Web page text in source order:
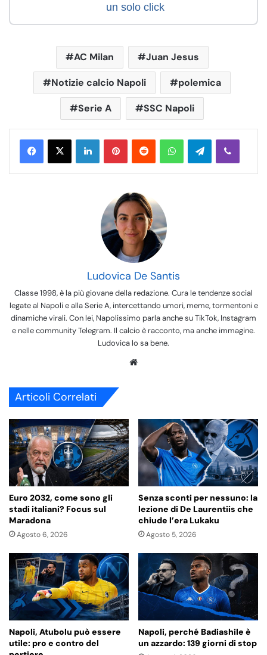
un solo click
AC Milan Juan Jesus
Notizie calcio Napoli polemica
Serie A SSC Napoli
WhatsApp Telegram
Ludovica De Santis
Classe 1998, è la più giovane della redazione. Cura le tendenze social
legate al Napoli e alla Serie A, intercettando umori, meme, tormentoni e
dinamiche virali. Con lei, Napolissimo parla anche su TikTok, Instagram
e nelle community Telegram. Il calcio è racconto, ma anche immagine.
Ludovica lo sa bene.
Articoli Correlati
Euro 2032, come sono gli
stadi italiani? Focus sul
Maradona
Agosto 6, 2026
Senza sconti per nessuno: la
lezione di De Laurentiis che
chiude l’era Lukaku
Agosto 5, 2026
Napoli, Atubolu può essere
utile: pro e contro del
Napoli, perché Badiashile è
un azzardo: 139 giorni di stop